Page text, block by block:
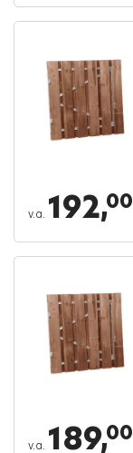
v.a. 192,00
v.a. 189,00